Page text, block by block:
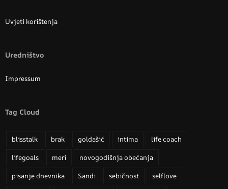
Uvjeti korištenja
Uredništvo
Impressum
Tag Cloud
blisstalk brak goldašić intima
life coach
lifegoals
meri
novogodišnja obećanja
pisanje dnevnika
Sandi sebičnost selflove